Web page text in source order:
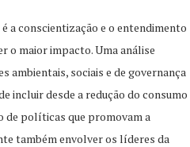
a conscientização e o entendimento
o maior impacto. Uma análise
ambientais, sociais e de governança
incluir desde a redução do consumo
de políticas que promovam a
também envolver os líderes da